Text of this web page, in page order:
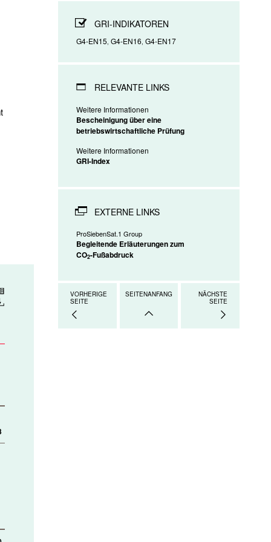
GRI-INDIKATOREN
G4-EN15, G4-EN16, G4-EN17
RELEVANTE LINKS
Weitere Informationen
Bescheinigung über eine
betriebswirtschaftliche Prüfung
Weitere Informationen
GRI-Index
EXTERNE LINKS
ProSiebenSat.1 Group
Begleitende Erläuterungen zum
CO2-Fußabdruck
VORHERIGE
SEITE
SEITENANFANG
NÄCHSTE
SEITE